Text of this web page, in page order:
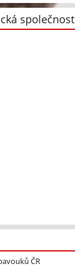
společnost
ČR